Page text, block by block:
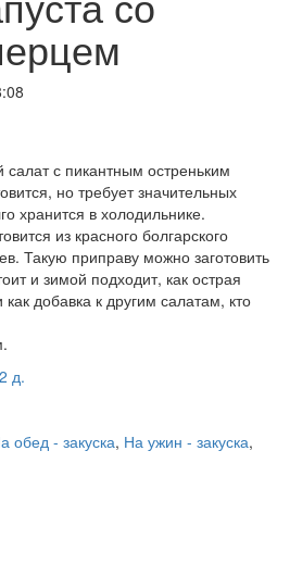
с пикантным остреньким
но требует значительных
хранится в холодильнике.
из красного болгарского
Такую приправу можно заготовить
и зимой подходит, как острая
добавка к другим салатам, кто
2 д.
обед - закуска, На ужин - закуска,